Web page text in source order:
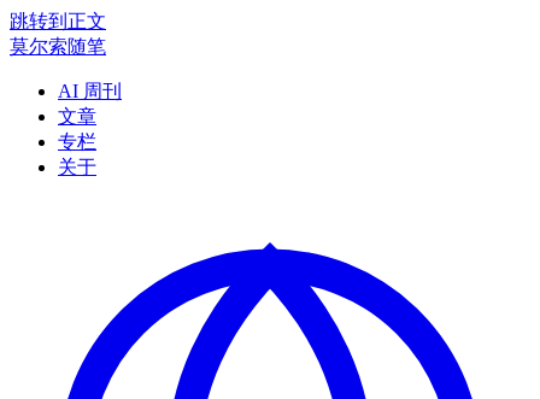
跳转到正文
莫尔索随笔
AI 周刊
文章
专栏
关于